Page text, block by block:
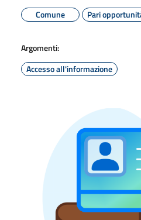
Comune
Pari
Argomenti:
Accesso all'informazione